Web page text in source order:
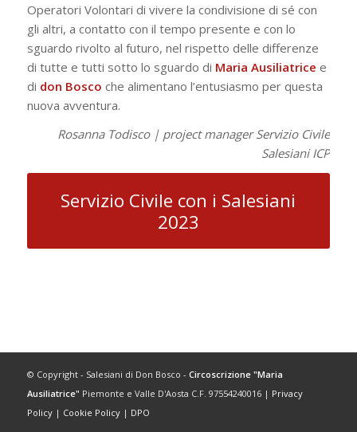
Operatori Volontari di vivere la condivisione di sé con
gli altri, a contatto con il tempo presente e con lo
sguardo rivolto al futuro, nel rispetto delle differenze
di tutte e tutti sotto lo sguardo di Maria Ausiliatrice e
di don Bosco che alimentano l’entusiasmo per questa
nuova avventura.
Rosanna Todisco | project manager Servizio Civile
Salesiani ICP
Servizio Civile con i Salesiani
2023
© Copyright - Salesiani di Don Bosco - Circoscrizione "Maria
Ausiliatrice" Piemonte e Valle D'Aosta C.F. 97554240016 | Privacy
Policy| Cookie Policy| DPO